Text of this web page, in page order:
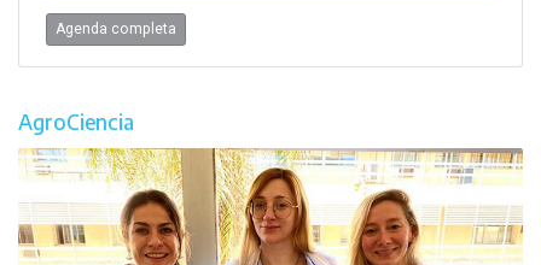
Agenda completa
AgroCiencia